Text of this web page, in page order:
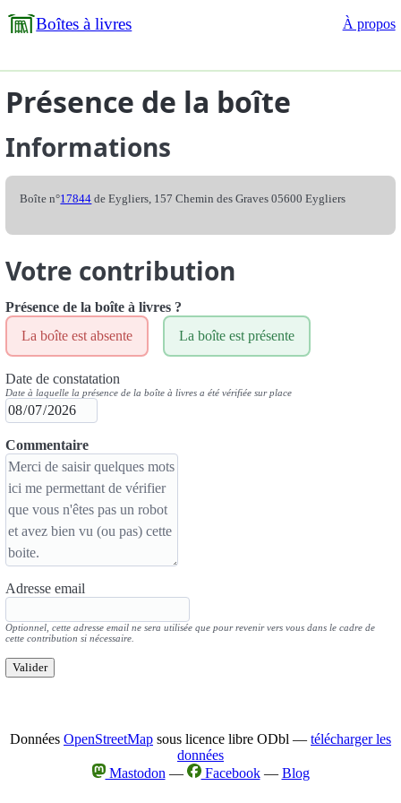
Boîtes à livres À propos
Présence de la boîte
Informations
Boîte n°17844 de Eygliers, 157 Chemin des Graves 05600 Eygliers
Votre contribution
Présence de la boîte à livres ?
La boîte est absente
La boîte est présente
Date de constatation
Date à laquelle la présence de la boîte à livres a été vérifiée sur place
Commentaire
Adresse email
Optionnel, cette adresse email ne sera utilisée que pour revenir vers vous dans le cadre de
cette contribution si nécessaire.
Valider
Données OpenStreetMap sous licence libre ODbl — télécharger les
données
Mastodon — Facebook— Blog